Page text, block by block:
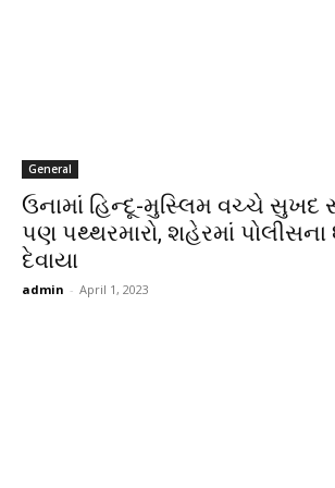
General
ઉનામાં હિન્દૂ-મુસ્લિમ વચ્ચે સુખદ
પણ પથ્થરમારો, શહેરમાં પોલીસના
દેવાયા
admin - April 1, 2023